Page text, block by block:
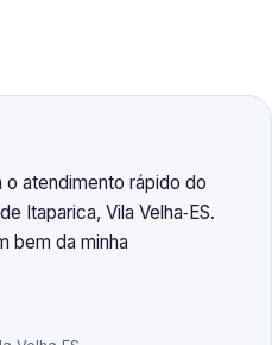
atendimento rápido do
Itaparica, Vila Velha‑ES.
bem da minha